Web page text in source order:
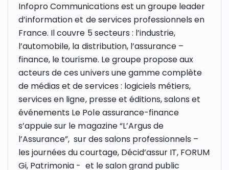
Infopro Communications est un groupe leader
d’information et de services professionnels en
France. Il couvre 5 secteurs : l’industrie,
l’automobile, la distribution, l’assurance –
finance, le tourisme. Le groupe propose aux
acteurs de ces univers une gamme complète
de médias et de services : logiciels métiers,
services en ligne, presse et éditions, salons et
événements Le Pole assurance-finance
s’appuie sur le magazine “L’Argus de
l’Assurance”, sur des salons professionnels –
les journées du courtage, Décid’assur IT, FORUM
Gi, Patrimonia - et le salon grand public